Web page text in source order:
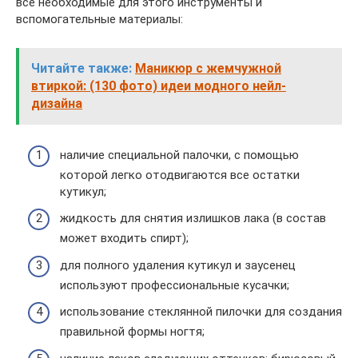
вспомогательные материалы:
Читайте также: Маникюр с жемчужной
втиркой: (130 фото) идеи модного нейл-
дизайна
наличие специальной палочки, с помощью
которой легко отодвигаются все остатки
кутикул;
жидкость для снятия излишков лака (в состав
может входить спирт);
для полного удаления кутикул и заусенец
используют профессиональные кусачки;
использование стеклянной пилочки для создания
правильной формы ногтя;